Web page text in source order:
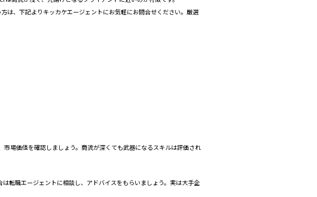
は、下記よりキッカケエージェントにお気軽にお問合せください。厳選
場価値を確認しましょう。商流が深くても武器になるスキルは評価され
転職エージェントに相談し、アドバイスをもらいましょう。実は大手企